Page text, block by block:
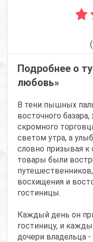
Подробнее о
любовь»
В тени пышных
восточного
скромного
светом утра, а
словно призывая к
товары были
восхищения и
гостиницы.
Каждый день он
гостиницу, и
дочери владельца